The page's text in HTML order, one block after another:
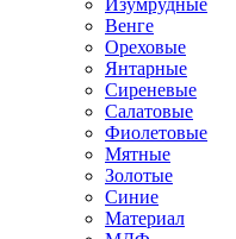
Изумрудные
Венге
Ореховые
Янтарные
Сиреневые
Салатовые
Фиолетовые
Мятные
Золотые
Синие
Материал